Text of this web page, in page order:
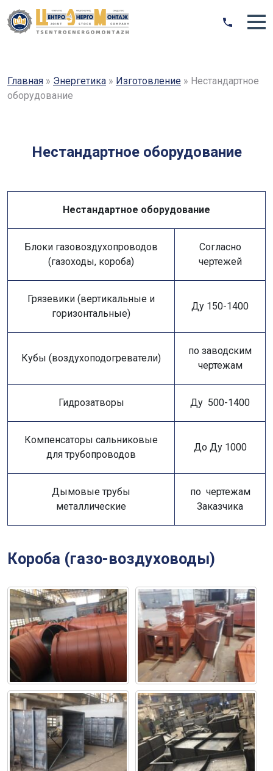
Главная » Энергетика » Изготовление » Нестандартное
оборудование
Нестандартное оборудование
Нестандартное оборудование
Блоки газовоздухопроводов
(газоходы, короба)
Согласно
чертежей
Грязевики (вертикальные и
горизонтальные)
Ду 150-1400
Кубы (воздухоподогреватели)
по заводским
чертежам
Гидрозатворы Ду 500-1400
Компенсаторы сальниковые
для трубопроводов
До Ду 1000
Дымовые трубы
металлические
по чертежам
Заказчика
Короба (газо-воздуховоды)